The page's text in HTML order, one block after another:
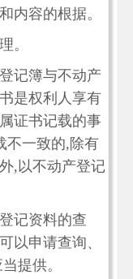
内容的根据。
。
记簿与不动产
是权利人享有
证书记载的事
不一致的,除有
,以不动产登记
记资料的查
以申请查询、
提供。